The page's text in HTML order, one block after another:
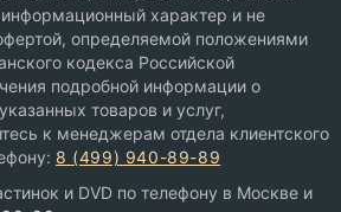
информационный характер и не
определяемой положениями
кодекса Российской
подробной информации о
товаров и услуг,
к менеджерам отдела клиентского
8 (499) 940-89-89
и DVD по телефону в Москве и